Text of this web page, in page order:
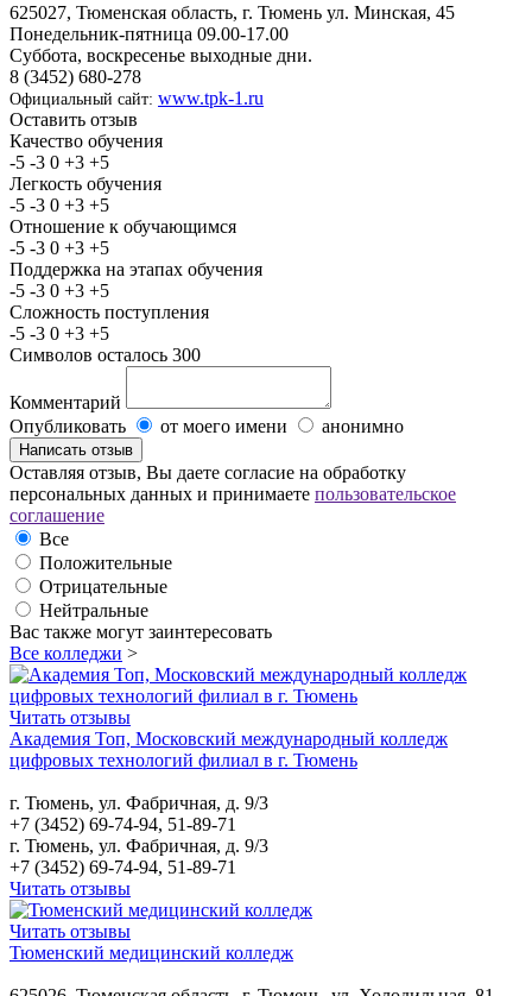
625027, Тюменская область, г. Тюмень ул. Минская, 45
Понедельник-пятница 09.00-17.00
Суббота, воскресенье выходные дни.
8 (3452) 680-278
Официальный сайт: www.tpk-1.ru
Оставить отзыв
Качество обучения
-5 -3 0 +3 +5
Легкость обучения
-5 -3 0 +3 +5
Отношение к обучающимся
-5 -3 0 +3 +5
Поддержка на этапах обучения
-5 -3 0 +3 +5
Сложность поступления
-5 -3 0 +3 +5
Символов осталось 300
Комментарий
Опубликовать
от моего имени анонимно
Оставляя отзыв, Вы даете согласие на обработку
персональных данных и принимаете пользовательское
соглашение
Все
Положительные
Отрицательные
Нейтральные
Вас также могут заинтересовать
Все колледжи >
Читать отзывы
Академия Топ, Московский международный колледж
цифровых технологий филиал в г. Тюмень
г. Тюмень, ул. Фабричная, д. 9/3
+7 (3452) 69-74-94, 51-89-71
г. Тюмень, ул. Фабричная, д. 9/3
+7 (3452) 69-74-94, 51-89-71
Читать отзывы
Читать отзывы
Тюменский медицинский колледж